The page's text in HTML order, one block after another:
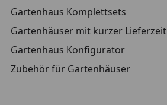
Gartenhaus Komplettsets
Gartenhäuser mit kurzer Lieferzeit
Gartenhaus Konfigurator
Zubehör für Gartenhäuser